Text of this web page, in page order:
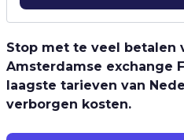
Stop met te veel betalen
Amsterdamse exchange
laagste tarieven van
verborgen kosten.